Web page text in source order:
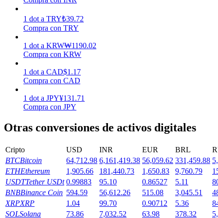
1 dot a TRY₺39.72
Compra con TRY
1 dot a KRW₩1190.02
Compra con KRW
1 dot a CAD$1.17
Compra con CAD
1 dot a JPY¥131.71
Compra con JPY
Otras conversiones de activos digitales
Cripto USD INR EUR BRL
BTCBitcoin 64,712.98 6,161,419.38 56,059.62 331,459.88
ETHEthereum 1,905.66 181,440.73 1,650.83 9,760.79
USDTTether USDt 0.99883 95.10 0.86527 5.11
BNBBinance Coin 594.59 56,612.26 515.08 3,045.51
XRPXRP 1.04 99.70 0.90712 5.36
SOLSolana 73.86 7,032.52 63.98 378.32